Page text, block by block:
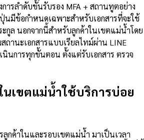
ารลำดับขั้นรับรอง MFA + สถานทูตอย่าง
นมีข้อกำหนดเฉพาะสำหรับเอกสารที่จะใช้
ะกูล นอกจากนี้สำหรับลูกค้าในเขตแม่น้ำโดย
ถานะเอกสารแบบเรียลไทม์ผ่าน LINE
นการทุกขั้นตอน ตั้งแต่รับเอกสาร ตรวจ
นเขตแม่น้ำใช้บริการบ่อย
ลูกค้าในและรอบเขตแม่น้ำ มาเป็นเวลา